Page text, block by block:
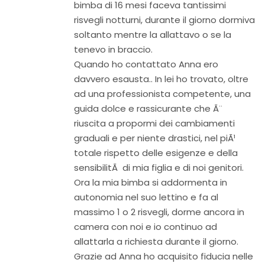
bimba di 16 mesi faceva tantissimi
risvegli notturni, durante il giorno dormiva
soltanto mentre la allattavo o se la
tenevo in braccio.
Quando ho contattato Anna ero
davvero esausta.. In lei ho trovato, oltre
ad una professionista competente, una
guida dolce e rassicurante che Ã¨
riuscita a propormi dei cambiamenti
graduali e per niente drastici, nel piÃ¹
totale rispetto delle esigenze e della
sensibilitÃ di mia figlia e di noi genitori.
Ora la mia bimba si addormenta in
autonomia nel suo lettino e fa al
massimo 1 o 2 risvegli, dorme ancora in
camera con noi e io continuo ad
allattarla a richiesta durante il giorno.
Grazie ad Anna ho acquisito fiducia nelle